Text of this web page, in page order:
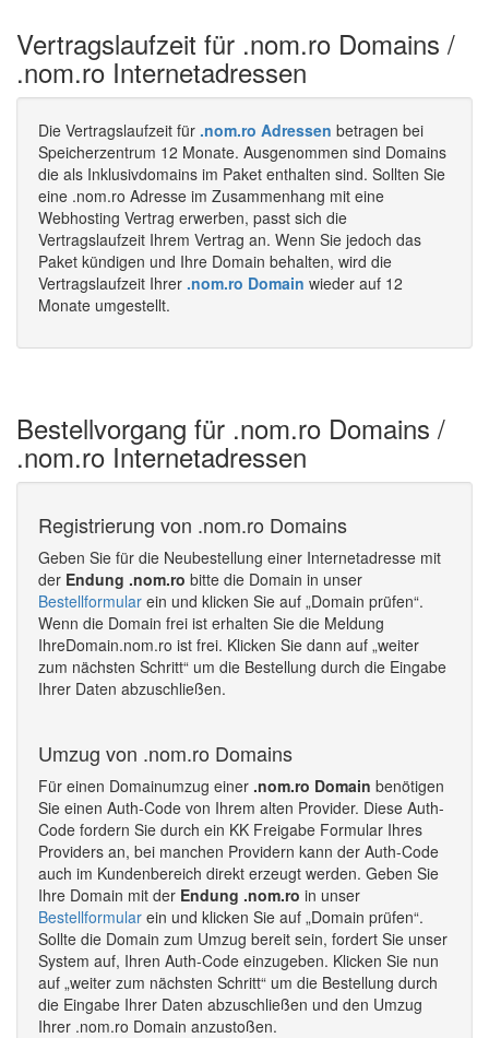
Vertragslaufzeit für .nom.ro Domains /
.nom.ro Internetadressen
Die Vertragslaufzeit für .nom.ro Adressen betragen bei
Speicherzentrum 12 Monate. Ausgenommen sind Domains
die als Inklusivdomains im Paket enthalten sind. Sollten Sie
eine .nom.ro Adresse im Zusammenhang mit eine
Webhosting Vertrag erwerben, passt sich die
Vertragslaufzeit Ihrem Vertrag an. Wenn Sie jedoch das
Paket kündigen und Ihre Domain behalten, wird die
Vertragslaufzeit Ihrer .nom.ro Domain wieder auf 12
Monate umgestellt.
Bestellvorgang für .nom.ro Domains /
.nom.ro Internetadressen
Registrierung von .nom.ro Domains
Geben Sie für die Neubestellung einer Internetadresse mit
der Endung .nom.ro bitte die Domain in unser
Bestellformular ein und klicken Sie auf „Domain prüfen“.
Wenn die Domain frei ist erhalten Sie die Meldung
IhreDomain.nom.ro ist frei. Klicken Sie dann auf „weiter
zum nächsten Schritt“ um die Bestellung durch die Eingabe
Ihrer Daten abzuschließen.
Umzug von .nom.ro Domains
Für einen Domainumzug einer .nom.ro Domain benötigen
Sie einen Auth-Code von Ihrem alten Provider. Diese Auth-
Code fordern Sie durch ein KK Freigabe Formular Ihres
Providers an, bei manchen Providern kann der Auth-Code
auch im Kundenbereich direkt erzeugt werden. Geben Sie
Ihre Domain mit der Endung .nom.ro in unser
Bestellformular ein und klicken Sie auf „Domain prüfen“.
Sollte die Domain zum Umzug bereit sein, fordert Sie unser
System auf, Ihren Auth-Code einzugeben. Klicken Sie nun
auf „weiter zum nächsten Schritt“ um die Bestellung durch
die Eingabe Ihrer Daten abzuschließen und den Umzug
Ihrer .nom.ro Domain anzustoßen.